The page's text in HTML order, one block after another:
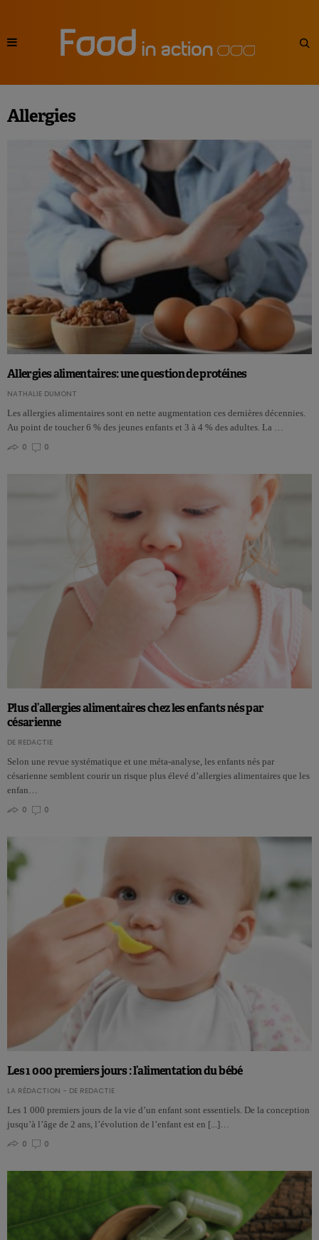
Allergies
Allergies alimentaires: une question de protéines
NATHALIE DUMONT
Les allergies alimentaires sont en nette augmentation ces dernières décennies.
Au point de toucher 6 % des jeunes enfants et 3 à 4 % des adultes. La …
0
0
Plus d’allergies alimentaires chez les enfants nés par
césarienne
DE REDACTIE
Selon une revue systématique et une méta-analyse, les enfants nés par
césarienne semblent courir un risque plus élevé d’allergies alimentaires que les
enfan…
0
0
Les 1 000 premiers jours : l’alimentation du bébé
LA RÉDACTION - DE REDACTIE
Les 1 000 premiers jours de la vie d’un enfant sont essentiels. De la conception
jusqu’à l’âge de 2 ans, l’évolution de l’enfant est en [...]…
0
0